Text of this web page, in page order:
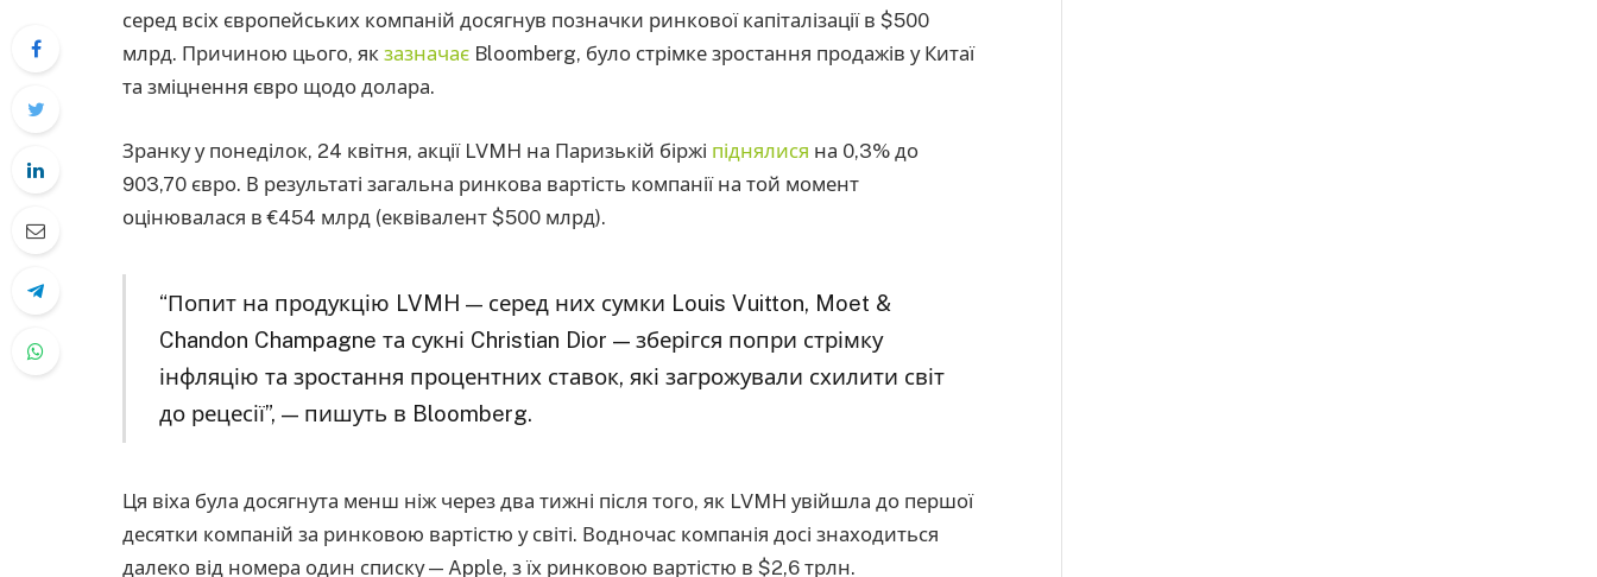
серед всіх європейських компаній досягнув позначки ринкової капіталізації в $500
млрд. Причиною цього, як зазначає Bloomberg, було стрімке зростання продажів у Китаї
та зміцнення євро щодо долара.
Зранку у понеділок, 24 квітня, акції LVMH на Паризькій біржі піднялися на 0,3% до
903,70 євро. В результаті загальна ринкова вартість компанії на той момент
оцінювалася в €454 млрд (еквівалент $500 млрд).
“Попит на продукцію LVMH — серед них сумки Louis Vuitton, Moet &
Chandon Champagne та сукні Christian Dior — зберігся попри стрімку
інфляцію та зростання процентних ставок, які загрожували схилити світ
до рецесії”, — пишуть в Bloomberg.
Ця віха була досягнута менш ніж через два тижні після того, як LVMH увійшла до першої
десятки компаній за ринковою вартістю у світі. Водночас компанія досі знаходиться
далеко від номера один списку — Apple, з їх ринковою вартістю в $2,6 трлн.